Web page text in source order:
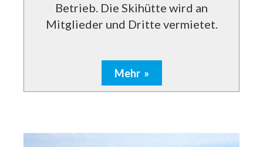
Betrieb. Die Skihütte wird an
Mitglieder und Dritte vermietet.
Mehr